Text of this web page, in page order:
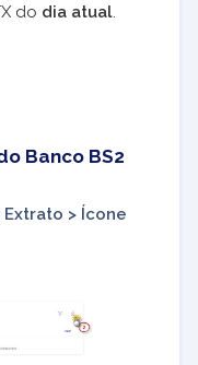
do dia atual.
Banco BS2
Extrato > Ícone